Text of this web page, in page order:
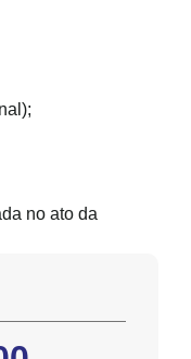
no ato da